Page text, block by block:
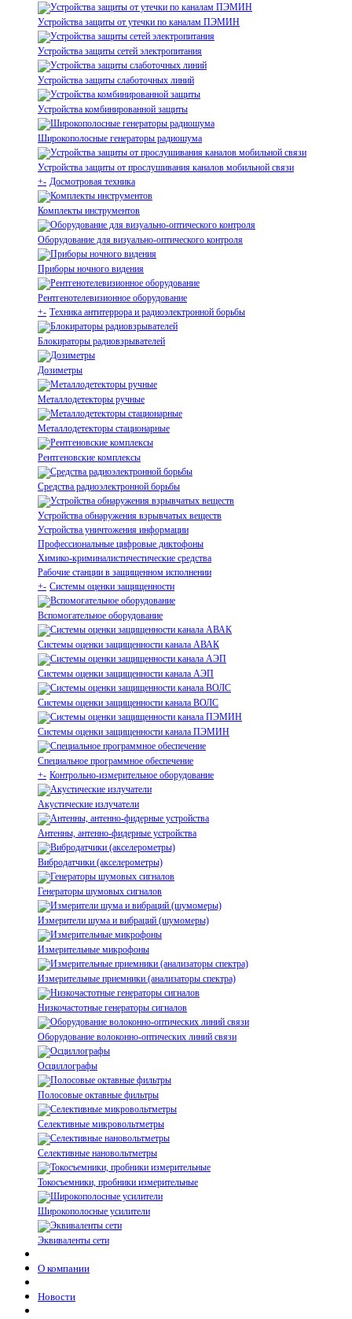
Устройства защиты от утечки по каналам ПЭМИН
Устройства защиты сетей электропитания
Устройства защиты слаботочных линий
Устройства комбинированной защиты
Широкополосные генераторы радиошума
Устройства защиты от прослушивания каналов мобильной связи
+- Досмотровая техника
Комплекты инструментов
Оборудование для визуально-оптического контроля
Приборы ночного видения
Рентгенотелевизионное оборудование
+- Техника антитеррора и радиоэлектронной борьбы
Блокираторы радиовзрывателей
Дозиметры
Металлодетекторы ручные
Металлодетекторы стационарные
Рентгеновские комплексы
Средства радиоэлектронной борьбы
Устройства обнаружения взрывчатых веществ
Устройства уничтожения информации
Профессиональные цифровые диктофоны
Химико-криминалистичестические средства
Рабочие станции в защищенном исполнении
+- Системы оценки защищенности
Вспомогательное оборудование
Системы оценки защищенности канала АВАК
Системы оценки защищенности канала АЭП
Системы оценки защищенности канала ВОЛС
Системы оценки защищенности канала ПЭМИН
Специальное программное обеспечение
+- Контрольно-измерительное оборудование
Акустические излучатели
Антенны, антенно-фидерные устройства
Вибродатчики (акселерометры)
Генераторы шумовых сигналов
Измерители шума и вибраций (шумомеры)
Измерительные микрофоны
Измерительные приемники (анализаторы спектра)
Низкочастотные генераторы сигналов
Оборудование волоконно-оптических линий связи
Осциллографы
Полосовые октавные фильтры
Селективные микровольтметры
Селективные нановольтметры
Токосъемники, пробники измерительные
Широкополосные усилители
Эквиваленты сети
О компании
Новости